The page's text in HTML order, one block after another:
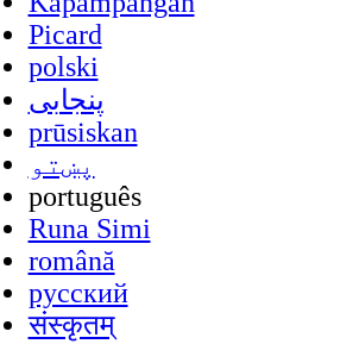
Picard
polski
پنجابی
prūsiskan
پښتو
português
Runa Simi
română
русский
संस्कृतम्